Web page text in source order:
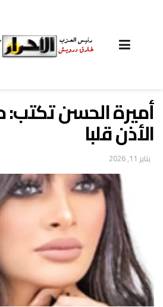
أميرة الحسن تكتب:
الأذن قلبا
يناير 11, 2026